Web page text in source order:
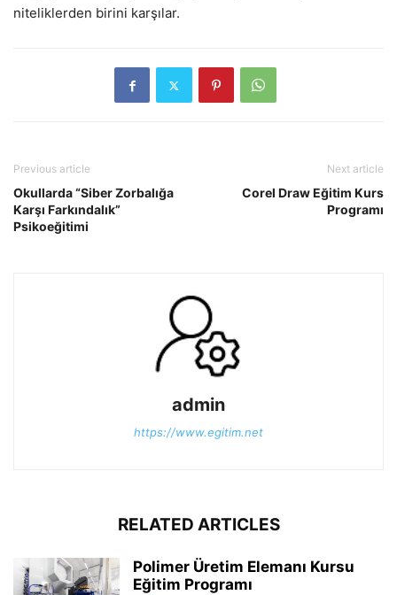
niteliklerden birini karşılar.
Previous article
Okullarda “Siber Zorbalığa
Karşı Farkındalık”
Psikoeğitimi
Next article
Corel Draw Eğitim Kurs
Programı
admin
https://www.egitim.net
RELATED ARTICLES
Polimer Üretim Elemanı Kursu
Eğitim Programı